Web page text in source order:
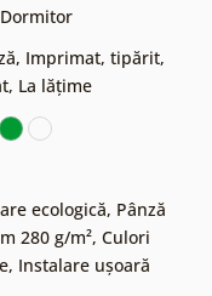
Dormitor
, Imprimat, tipărit,
, La lățime
ecologică, Pânză
280 g/m², Culori
, Instalare ușoară